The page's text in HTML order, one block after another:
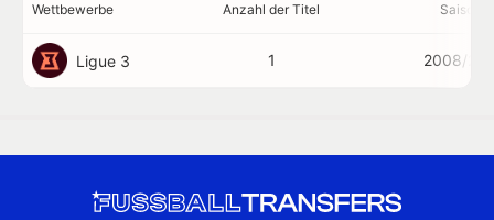
Wettbewerbe Anzahl der Titel Saisons
Ligue 3 1 2008/